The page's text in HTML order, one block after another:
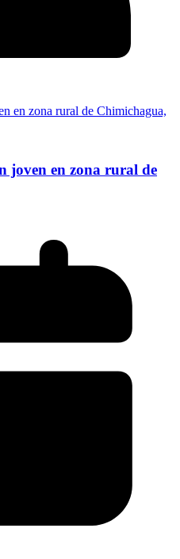
joven en zona rural de